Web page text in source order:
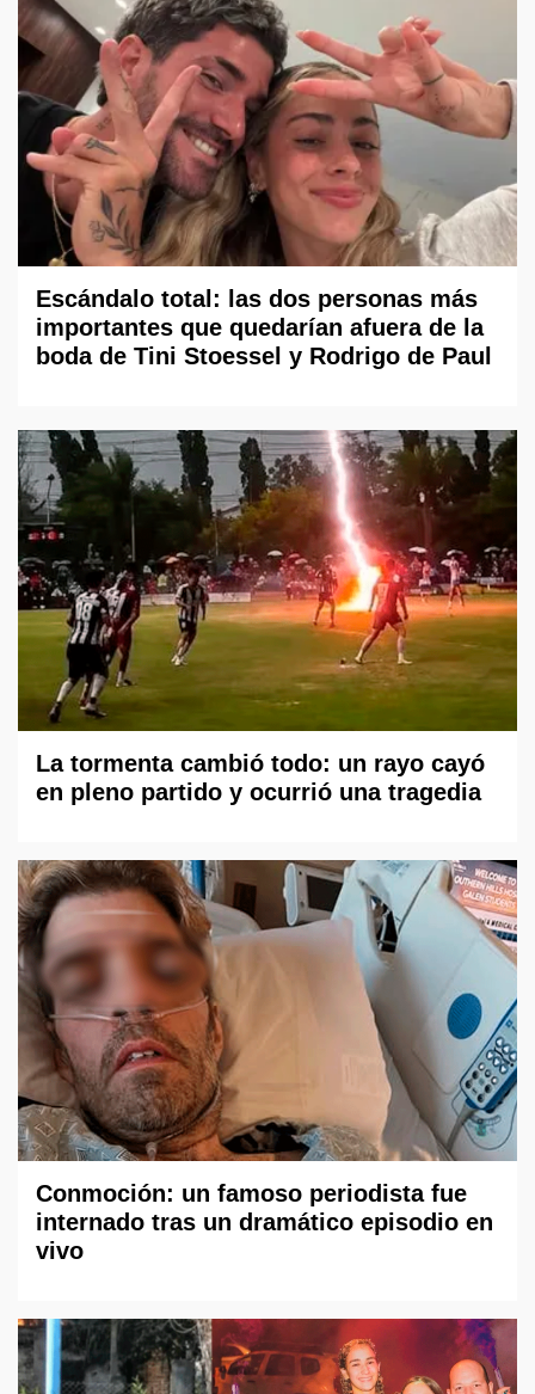
Escándalo total: las dos personas más
importantes que quedarían afuera de la
boda de Tini Stoessel y Rodrigo de Paul
La tormenta cambió todo: un rayo cayó
en pleno partido y ocurrió una tragedia
Conmoción: un famoso periodista fue
internado tras un dramático episodio en
vivo